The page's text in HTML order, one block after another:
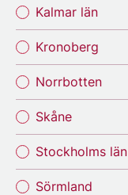
Kalmar län
Kronoberg
Norrbotten
Skåne
Stockholms län
Sörmland